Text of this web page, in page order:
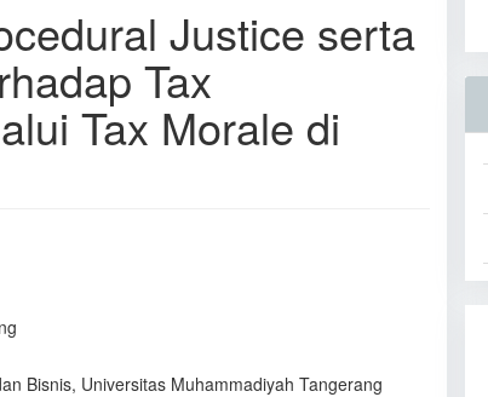
Justice serta
Tax
Tax Morale di
Bisnis, Universitas Muhammadiyah Tangerang